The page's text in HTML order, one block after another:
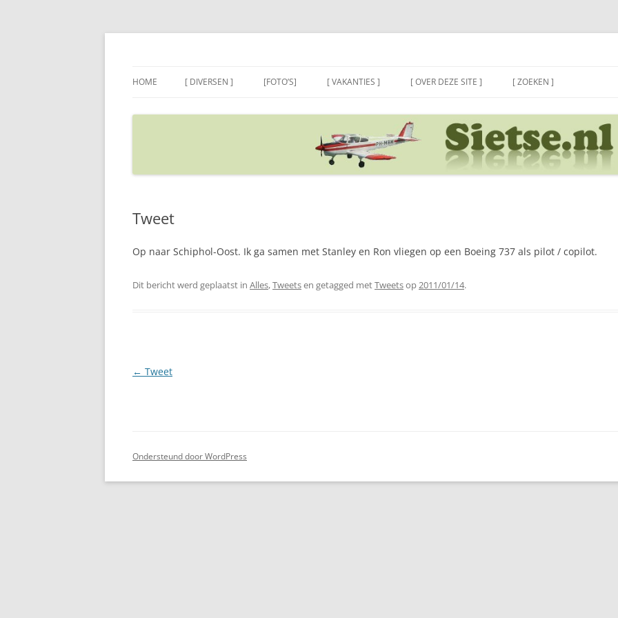
Ga
HOME [ DIVERSEN ] [FOTO’S] [ VAKANTIES ] [ OVER DEZE SITE ] [ ZOEKEN ]
Tweet
Op naar Schiphol-Oost. Ik ga samen met Stanley en Ron vliegen op een Boeing 737 als pilot / copilot.
Dit bericht werd geplaatst in Alles,Tweetsen getagged metTweetsop2011/01/14.
Berichtnavigatie
← Tweet
Ondersteund door WordPress